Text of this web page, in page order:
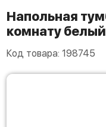
Напольная тумба Хелен ТБ 01 в
комнату белый
Код товара: 198745